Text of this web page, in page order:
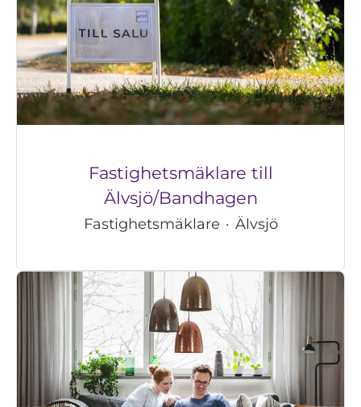
Fastighetsmäklare till
Älvsjö/Bandhagen
Fastighetsmäklare · Älvsjö